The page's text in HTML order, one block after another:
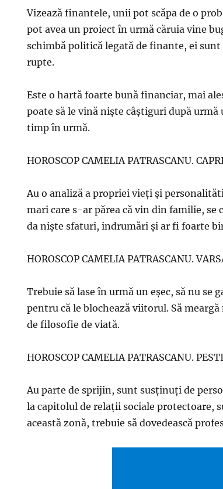
Vizează finantele, unii pot scăpa de o
pot avea un proiect în urmă căruia vine
schimbă politică legată de finante, ei
rupte.
Este o hartă foarte bună financiar, mai
poate să le vină niște câștiguri după
timp în urmă.
HOROSCOP CAMELIA PATRASCANU.
Au o analiză a propriei vieți și
mari care s-ar părea că vin din familie, se
da niște sfaturi, indrumări și ar fi foarte
HOROSCOP CAMELIA PATRASCANU.
Trebuie să lase în urmă un eșec, să nu se
pentru că le blochează viitorul. Să
de filosofie de viată.
HOROSCOP CAMELIA PATRASCANU.
Au parte de sprijin, sunt susținuți de
la capitolul de relații sociale protectoare,
această zonă, trebuie să dovedească